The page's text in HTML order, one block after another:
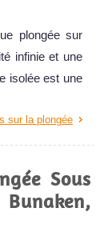
plongée sur
infinie et une
isolée est une
sur la plongée
Sous